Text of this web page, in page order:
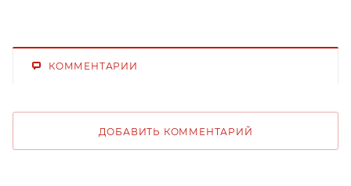
КОММЕНТАРИИ
ДОБАВИТЬ КОММЕНТАРИЙ